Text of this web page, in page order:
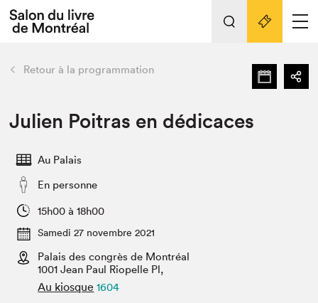
Espace médias
Espace exposant⋅e⋅s
Tout sur l'édition 2022
Actualités
Vidéos et Balados
Club de lecture Braindate
retour Nos activités
Édition 2022
Planifier sa visite
Projets partenaires 2022
Archives
Liens pratiques
Retour à la programmation
Julien Poitras en dédicaces
Au Palais
En personne
15h00 à 18h00
Samedi 27 novembre 2021
Palais des congrès de Montréal
1001 Jean Paul Riopelle Pl,
Au kiosque 1604